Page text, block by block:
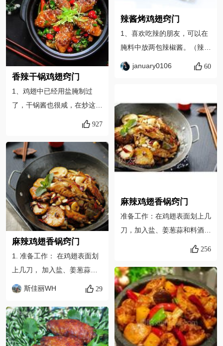
翅中的大小烤箱的实际情况做
调整； 4、如果烤箱没有“蜜
制烤翅”，建议选择“上下火烘
烤”方式，200度烤35分钟~45
分钟；
香辣干锅鸡翅窍门
1、鸡翅中已经用盐腌制过
了，干锅酱也很咸，在炒这道
菜的时候，不需要再另外加盐
起锅前尝一下味道，再适量添
加！2、烤鸡翅的时候一定要
主要火候，千万不要烤糊了！
没有烤箱的可以采用油炸或者
煎烤的方式3、鸡翅一定要先
腌制入味，最好是放冰箱冷藏
过夜4、配料可以是洋葱，土
豆，也可以是藕片，看自己的
喜欢搭配5、蔬菜自己看着
放，家里有啥剩的不多的菜都
可以放哈6，没有干锅酱也可
927
麻辣鸡翅香锅窍门
1. 准备工作： 在鸡翅表面划
上几刀， 加入盐、姜葱蒜和
料酒腌制一下；下锅煎时无须
干，下入锅中煎至两面金黄后
捞出； 你会发现锅中会剩余
少许油，利用锅中的油来将土
斯佳丽WH 29
辣酱烤鸡翅窍门
1、喜欢吃辣的朋友，可以在
腌料中放两包辣椒酱。（辣椒
酱1包是10克） 2、鸡翅腌制
中途，鸡翅可以翻面一次，再
刷层蜂蜜汁。 4、烤好的鸡翅
趁热食用口感最好，假如凉了
的话，可再放入烤箱加热5分
钟。
january0106 60
麻辣鸡翅香锅窍门
准备工作：在鸡翅表面划上几
刀，加入盐、姜葱蒜和料酒腌
制一下；下锅煎时无须加油，
锅中煎至两面金黄后捞出；你
会发现锅中会剩余少许油，利
用锅中的油来将土豆片也煎至
两片金黄；锅中放少许油，先
将豆瓣酱炒出红油，下入葱姜
蒜和大料爆香，再将提前煎好
256